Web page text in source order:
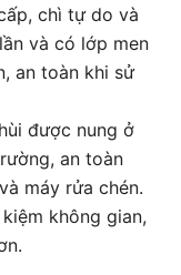
chì tự do và
và có lớp men
an toàn khi sử
được nung ở
an toàn
máy rửa chén.
không gian,